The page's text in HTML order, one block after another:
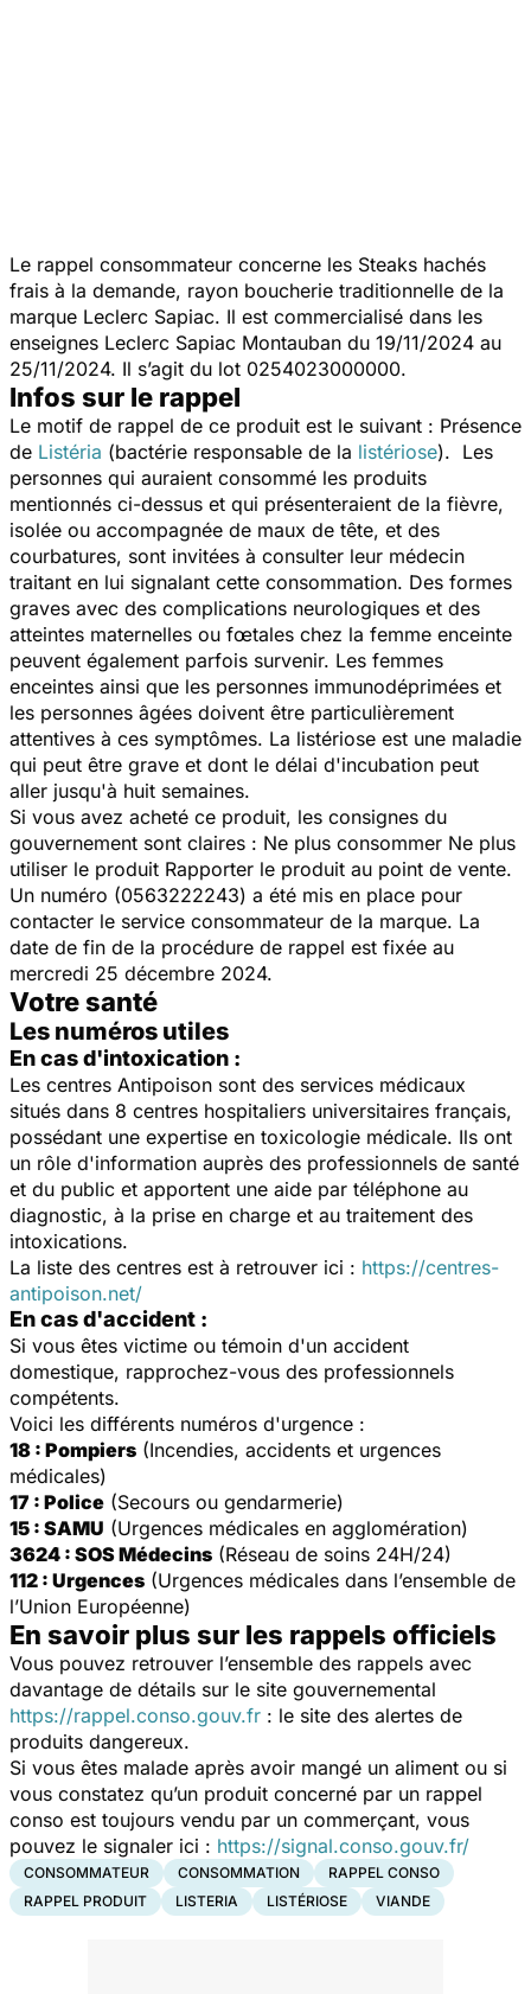
Le rappel consommateur concerne les Steaks hachés
frais à la demande, rayon boucherie traditionnelle de la
marque Leclerc Sapiac. Il est commercialisé dans les
enseignes Leclerc Sapiac Montauban du 19/11/2024 au
25/11/2024. Il s’agit du lot 0254023000000.
Infos sur le rappel
Le motif de rappel de ce produit est le suivant : Présence
de Listéria (bactérie responsable de la listériose). Les
personnes qui auraient consommé les produits
mentionnés ci-dessus et qui présenteraient de la fièvre,
isolée ou accompagnée de maux de tête, et des
courbatures, sont invitées à consulter leur médecin
traitant en lui signalant cette consommation. Des formes
graves avec des complications neurologiques et des
atteintes maternelles ou fœtales chez la femme enceinte
peuvent également parfois survenir. Les femmes
enceintes ainsi que les personnes immunodéprimées et
les personnes âgées doivent être particulièrement
attentives à ces symptômes. La listériose est une maladie
qui peut être grave et dont le délai d'incubation peut
aller jusqu'à huit semaines.
Si vous avez acheté ce produit, les consignes du
gouvernement sont claires : Ne plus consommer Ne plus
utiliser le produit Rapporter le produit au point de vente.
Un numéro (0563222243) a été mis en place pour
contacter le service consommateur de la marque. La
date de fin de la procédure de rappel est fixée au
mercredi 25 décembre 2024.
Votre santé
Les numéros utiles
En cas d'intoxication :
Les centres Antipoison sont des services médicaux
situés dans 8 centres hospitaliers universitaires français,
possédant une expertise en toxicologie médicale. Ils ont
un rôle d'information auprès des professionnels de santé
et du public et apportent une aide par téléphone au
diagnostic, à la prise en charge et au traitement des
intoxications.
La liste des centres est à retrouver ici : https://centres-
antipoison.net/
En cas d'accident :
Si vous êtes victime ou témoin d'un accident
domestique, rapprochez-vous des professionnels
compétents.
Voici les différents numéros d'urgence :
18 : Pompiers (Incendies, accidents et urgences
médicales)
17 : Police (Secours ou gendarmerie)
15 : SAMU (Urgences médicales en agglomération)
3624 : SOS Médecins (Réseau de soins 24H/24)
112 : Urgences (Urgences médicales dans l’ensemble de
l’Union Européenne)
En savoir plus sur les rappels officiels
Vous pouvez retrouver l’ensemble des rappels avec
davantage de détails sur le site gouvernemental
https://rappel.conso.gouv.fr : le site des alertes de
produits dangereux.
Si vous êtes malade après avoir mangé un aliment ou si
vous constatez qu’un produit concerné par un rappel
conso est toujours vendu par un commerçant, vous
pouvez le signaler ici : https://signal.conso.gouv.fr/
CONSOMMATEUR CONSOMMATION
RAPPEL CONSO
RAPPEL PRODUIT
LISTERIA LISTÉRIOSE VIANDE